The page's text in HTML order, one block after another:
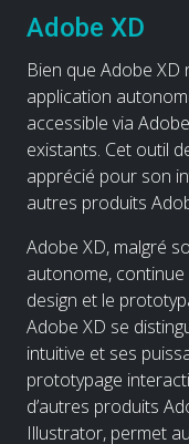
Adobe XD
Bien que Adobe XD
application
accessible via
existants. Cet outil
apprécié pour son
autres produits
Adobe XD, malgré
autonome, continue
design et le
Adobe XD se
intuitive et ses
prototypage
d’autres produits
Illustrator, permet